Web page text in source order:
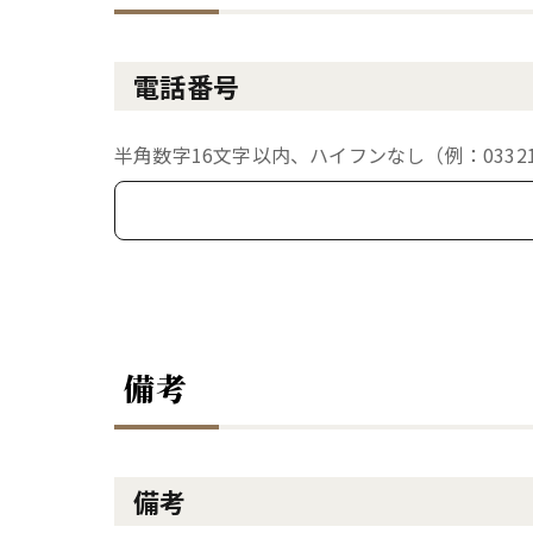
電話番号
半角数字16文字以内、ハイフンなし（例：
備考
備考